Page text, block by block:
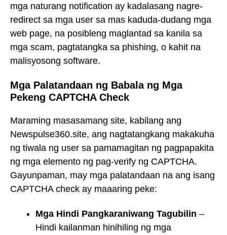
mga naturang notification ay kadalasang nagre-
redirect sa mga user sa mas kaduda-dudang mga
web page, na posibleng maglantad sa kanila sa
mga scam, pagtatangka sa phishing, o kahit na
malisyosong software.
Mga Palatandaan ng Babala ng Mga
Pekeng CAPTCHA Check
Maraming masasamang site, kabilang ang
Newspulse360.site, ang nagtatangkang makakuha
ng tiwala ng user sa pamamagitan ng pagpapakita
ng mga elemento ng pag-verify ng CAPTCHA.
Gayunpaman, may mga palatandaan na ang isang
CAPTCHA check ay maaaring peke:
Mga Hindi Pangkaraniwang Tagubilin –
Hindi kailanman hinihiling ng mga